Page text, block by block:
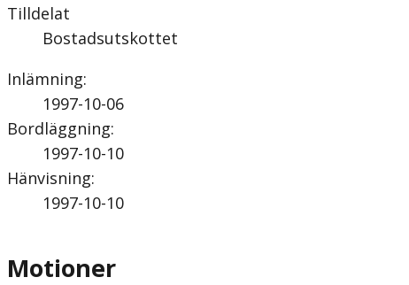
Tilldelat
Bostadsutskottet
Inlämning:
1997-10-06
Bordläggning:
1997-10-10
Hänvisning:
1997-10-10
Motioner